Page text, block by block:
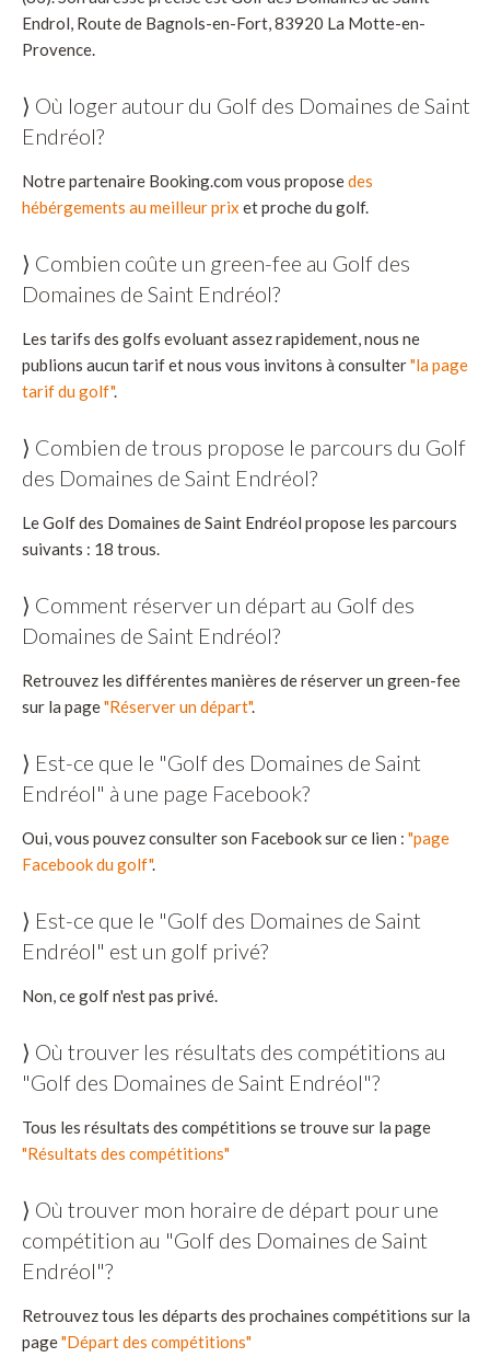
Endrol, Route de Bagnols-en-Fort, 83920 La Motte-en-
Provence.
⟩ Où loger autour du Golf des Domaines de Saint
Endréol?
Notre partenaire Booking.com vous proposedes
hébérgements au meilleur prix et proche du golf.
⟩ Combien coûte un green-fee au Golf des
Domaines de Saint Endréol?
Les tarifs des golfs evoluant assez rapidement, nous ne
publions aucun tarif et nous vous invitons à consulter"la page
tarif du golf".
⟩ Combien de trous propose le parcours du Golf
des Domaines de Saint Endréol?
Le Golf des Domaines de Saint Endréol propose les parcours
suivants : 18 trous.
⟩ Comment réserver un départ au Golf des
Domaines de Saint Endréol?
Retrouvez les différentes manières de réserver un green-fee
sur la page"Réserver un départ".
⟩ Est-ce que le "Golf des Domaines de Saint
Endréol" à une page Facebook?
Oui, vous pouvez consulter son Facebook sur ce lien : "page
Facebook du golf".
⟩ Est-ce que le "Golf des Domaines de Saint
Endréol" est un golf privé?
Non, ce golf n'est pas privé.
⟩ Où trouver les résultats des compétitions au
"Golf des Domaines de Saint Endréol"?
Tous les résultats des compétitions se trouve sur la page
"Résultats des compétitions"
⟩ Où trouver mon horaire de départ pour une
compétition au "Golf des Domaines de Saint
Endréol"?
Retrouvez tous les départs des prochaines compétitions sur la
page"Départ des compétitions"